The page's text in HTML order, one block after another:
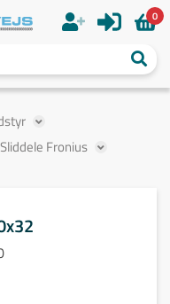
0
Sliddele Fronius